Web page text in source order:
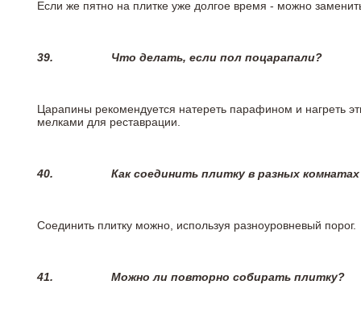
Если же пятно на плитке уже долгое время - можно
39. Что делать, если пол поцарапали?
Царапины рекомендуется натереть парафином и нагреть
мелками для реставрации.
40. Как соединить плитку в разных
Соединить плитку можно, используя разноуровневый порог.
41. Можно ли повторно собирать плитку?